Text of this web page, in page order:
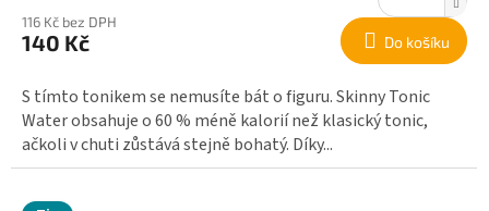
116 Kč bez DPH
140 Kč Do košíku
S tímto tonikem se nemusíte bát o figuru. Skinny Tonic
Water obsahuje o 60 % méně kalorií než klasický tonic,
ačkoli v chuti zůstává stejně bohatý. Díky...